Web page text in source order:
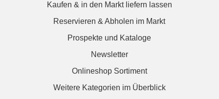
Kaufen & in den Markt liefern lassen
Reservieren & Abholen im Markt
Prospekte und Kataloge
Newsletter
Onlineshop Sortiment
Weitere Kategorien im Überblick